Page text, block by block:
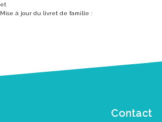
et
Mise à jour du livret de famille :
Contact